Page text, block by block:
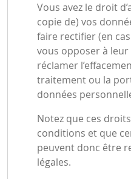
Vous avez le droit
copie de) vos
faire rectifier (en
vous opposer à
réclamer
traitement ou la
données
Notez que ces
conditions et que
peuvent donc être
légales.